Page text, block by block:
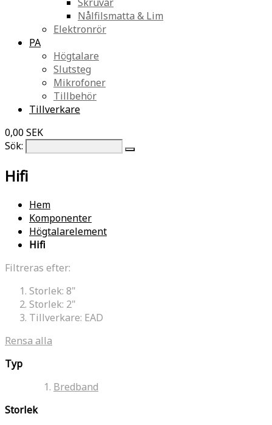
Nålfilsmatta & Lim
Elektronrör
PA
Högtalare
Slutsteg
Mikrofoner
Tillbehör
Tillverkare
0,00 SEK
Sök:
Hifi
Hem
Komponenter
Högtalarelement
Hifi
Filtreras efter:
Storlek: 8"
Storlek: 2"
Tillverkare: EAD
Rensa alla
Typ
Bredband
Storlek